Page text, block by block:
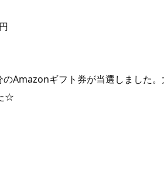
Amazonギフト券が当選しました。
☆